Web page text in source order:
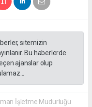
sitemizin
Bu haberlerde
ajanslar olup
İşletme Müdürlüğü